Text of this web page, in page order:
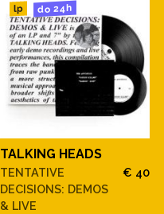
lp do 24h
TALKING HEADS
TENTATIVE
DECISIONS: DEMOS
& LIVE
€ 40